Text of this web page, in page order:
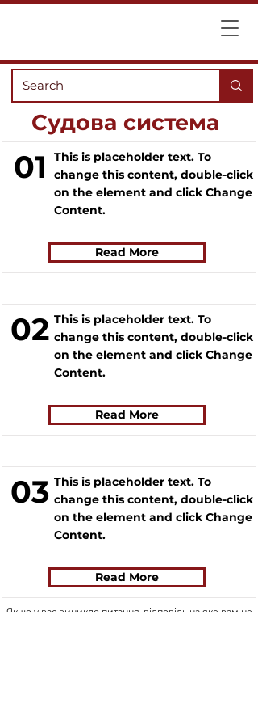
Судова система
01
This is placeholder text. To
change this content, double-click
on the element and click Change
Content.
Read More
02 This is placeholder text. To
change this content, double-click
on the element and click Change
Content.
Read More
03 This is placeholder text. To
change this content, double-click
on the element and click Change
Content.
Read More
Якщо у вас виникло питання, відповідь на яке вам не